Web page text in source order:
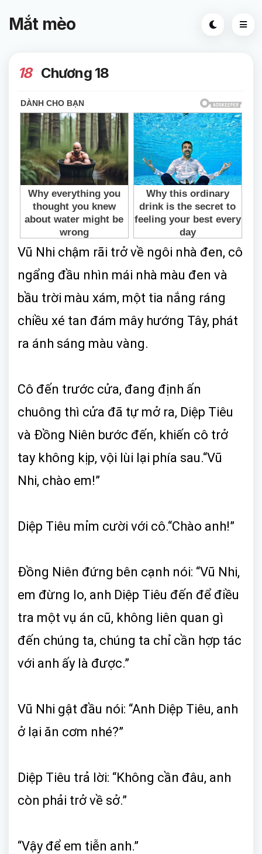
Mắt mèo
18 Chương 18
Vũ Nhi chậm rãi trở về ngôi nhà đen, cô
ngẩng đầu nhìn mái nhà màu đen và
bầu trời màu xám, một tia nắng ráng
chiều xé tan đám mây hướng Tây, phát
ra ánh sáng màu vàng.
Cô đến trước cửa, đang định ấn
chuông thì cửa đã tự mở ra, Diệp Tiêu
và Đồng Niên bước đến, khiến cô trở
tay không kịp, vội lùi lại phía sau.“Vũ
Nhi, chào em!”
Diệp Tiêu mỉm cười với cô.“Chào anh!”
Đồng Niên đứng bên cạnh nói: “Vũ Nhi,
em đừng lo, anh Diệp Tiêu đến để điều
tra một vụ án cũ, không liên quan gì
đến chúng ta, chúng ta chỉ cần hợp tác
với anh ấy là được.”
Vũ Nhi gật đầu nói: “Anh Diệp Tiêu, anh
ở lại ăn cơm nhé?”
Diệp Tiêu trả lời: “Không cần đâu, anh
còn phải trở về sở.”
“Vậy để em tiễn anh.”